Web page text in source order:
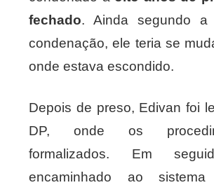
fechado. Ainda segundo
condenação, ele teria se
onde estava escondido.
Depois de preso, Edivan foi
DP, onde os
formalizados. Em
encaminhado ao